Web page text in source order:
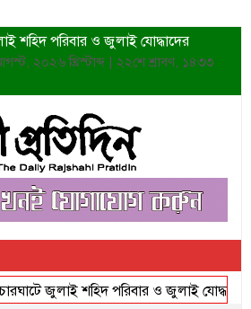
শহিদ পরিবার ও জুলাই যোদ্ধাদের
যে ৫ কাজ করবেন
দুয়ার খুলেছে উদ্বোধন করলেন
সিনেমার লুক
নেইমারের দুর্দান্ত অ্যাসিস্টে সান্তোস
রাশিয়ার ড্রোন বাহিনীর প্রধান হলেন
আত্মত্যাগ জাতি চিরকাল শ্রদ্ধার সাথে
২০২৬ খ্রিস্টাব্দ | ২২শে শ্রাবণ, ১৪৩৩
জুলাই শহিদ পরিবার ও জুলাই যোদ্ধাদের